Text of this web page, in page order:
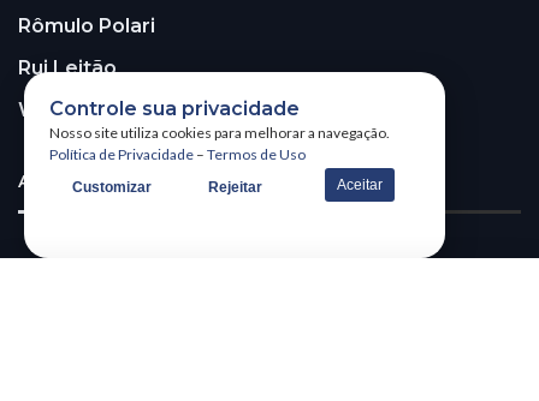
Rômulo Polari
Rui Leitão
Walter Santos
ASSINE A NOSSA NEWSLETTER!
Controle sua privacidade
Nosso site utiliza cookies para melhorar a navegação.
Política de Privacidade – Termos de Uso
Customizar Rejeitar Aceitar